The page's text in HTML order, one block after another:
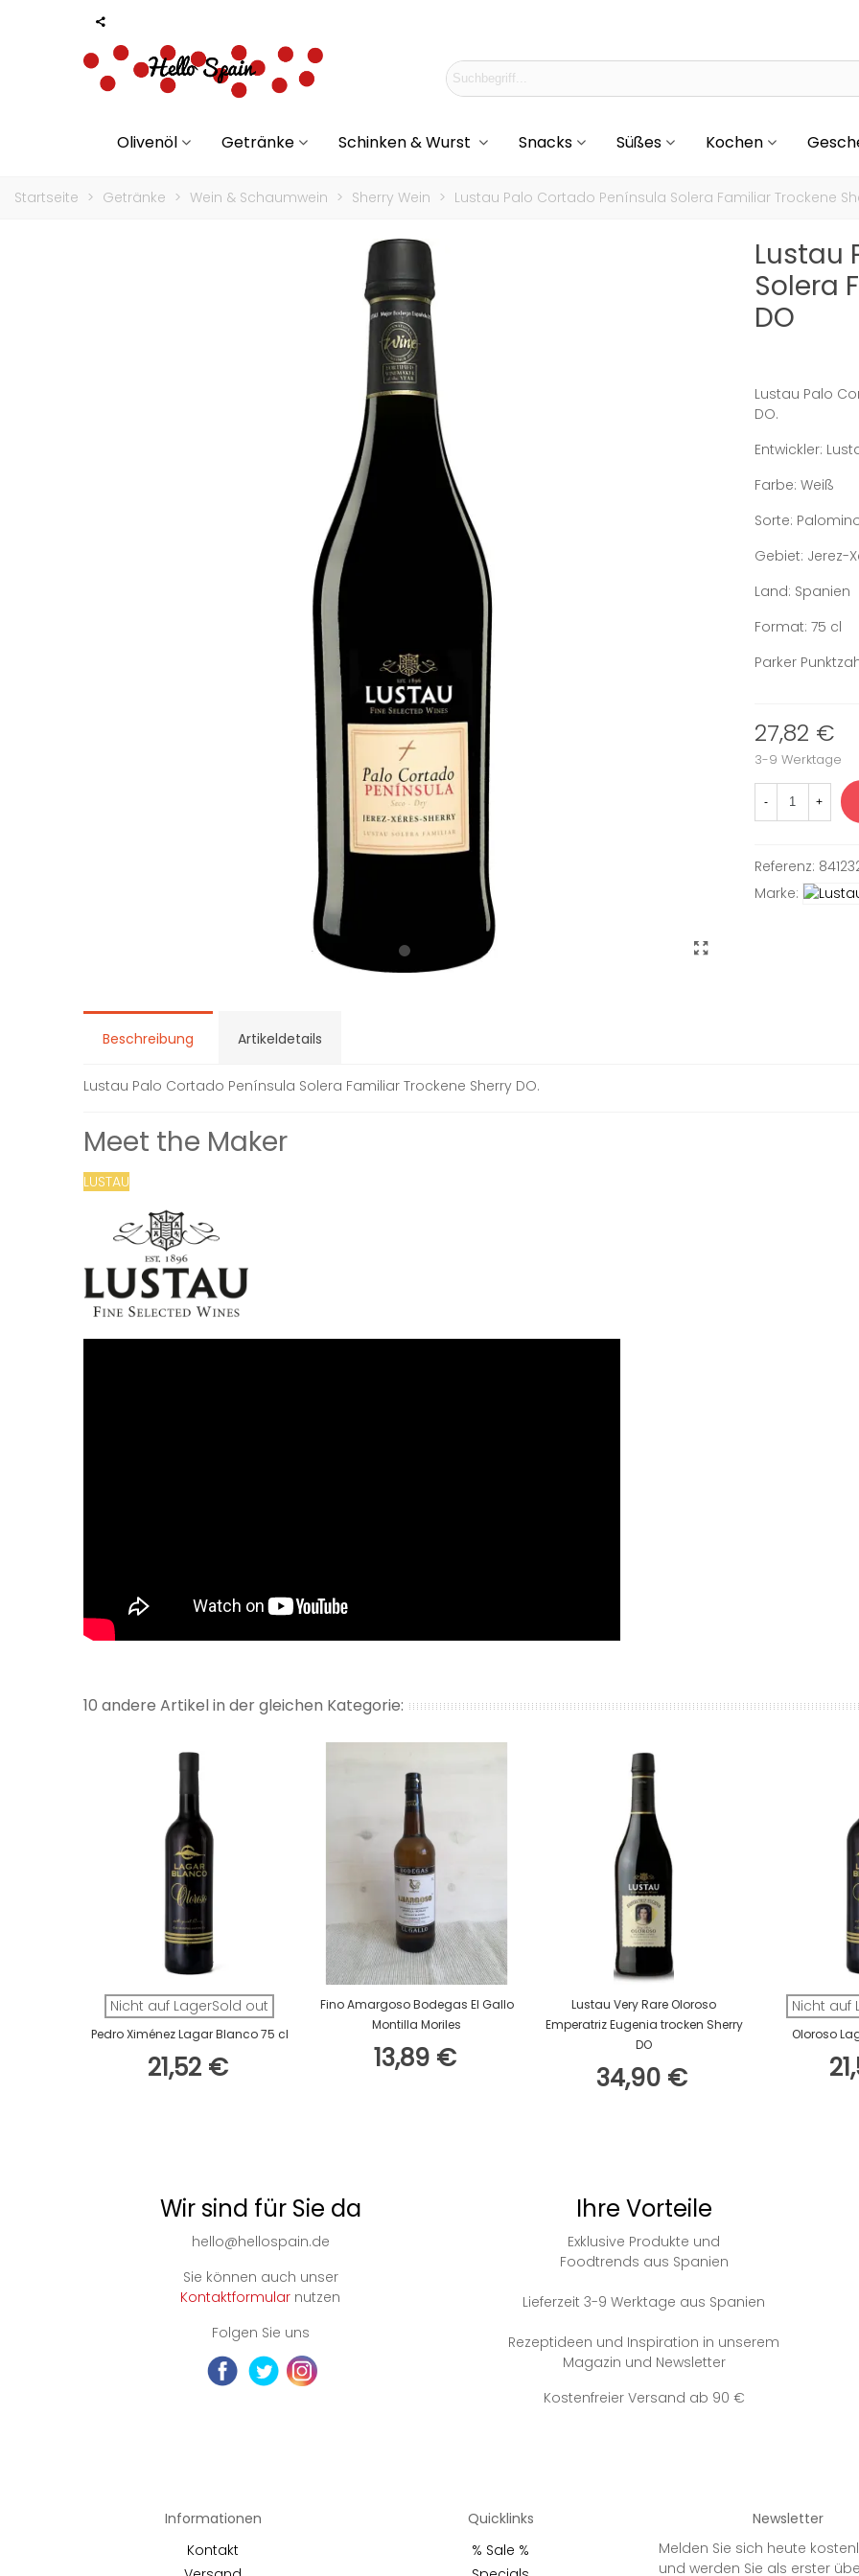
Olivenöl Getränke Schinken & Wurst Snacks Süßes Kochen
Startseite > Getränke > Wein & Schaumwein > Sherry Wein > Lustau Palo Cortado Península Solera Familiar Trockene
Lustau
Solera
DO
Lustau Palo
DO.
Entwickler:
Farbe: Weiß
Sorte:
Gebiet: Jerez-
Land: Spanien
Format: 75 cl
Parker
27,82 €
3-9 Werktage
- +
Referenz:
Marke:
Beschreibung Artikeldetails
Lustau Palo Cortado Península Solera Familiar Trockene Sherry DO.
Meet the Maker
LUSTAU
10 andere Artikel in der gleichen Kategorie:
Nicht auf LagerSold out
Pedro Ximénez Lagar Blanco 75 cl
21,52 €
In Den Warenkorb
Fino Amargoso Bodegas El Gallo
Montilla Moriles
13,89 €
In Den Warenkorb
Lustau Very Rare Oloroso
Emperatriz Eugenia trocken Sherry
DO
34,90 €
Nicht auf
Oloroso
Wir sind für Sie da
hello@hellospain.de
Sie können auch unser
Kontaktformular nutzen
Folgen Sie uns
Ihre Vorteile
Exklusive Produkte und
Foodtrends aus Spanien
Lieferzeit 3-9 Werktage aus Spanien
Rezeptideen und Inspiration in unserem
Magazin und Newsletter
Kostenfreier Versand ab 90 €
Informationen
Kontakt
Quicklinks
% Sale %
Newsletter
Melden Sie sich heute
und werden Sie als erster